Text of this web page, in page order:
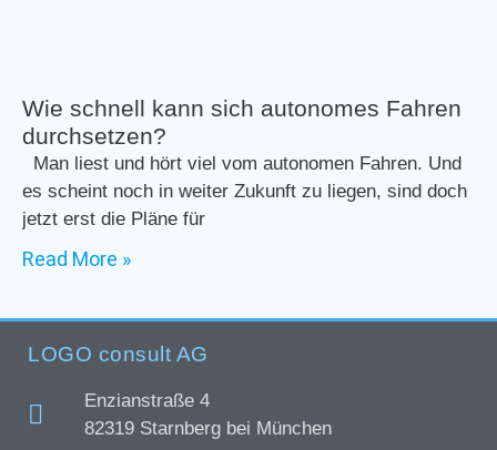
Wie schnell kann sich autonomes Fahren
durchsetzen?
Man liest und hört viel vom autonomen Fahren. Und
es scheint noch in weiter Zukunft zu liegen, sind doch
jetzt erst die Pläne für
Read More »
LOGO consult AG
Enzianstraße 4
82319 Starnberg bei München